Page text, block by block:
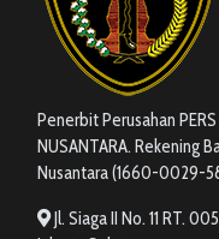
Penerbit Perusahan PERS
NUSANTARA. Rekening
Nusantara (1660-0029-
Jl. Siaga II No. 11 RT.